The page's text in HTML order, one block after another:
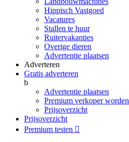
Hippisch Vastgoed
Vacatures
Stallen te huur
Ruitervakanties
Overige dieren
Advertentie plaatsen
Adverteren
Gratis adverteren
b
Advertentie plaatsen
Premium verkoper worden
Prijsoverzicht
Prijsoverzicht
Premium testen 